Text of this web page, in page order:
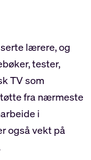
lærere, og
tester,
TV som
fra nærmeste
i
også vekt på